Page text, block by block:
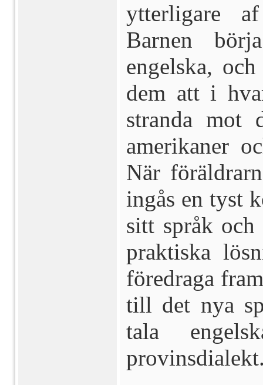
ytterligare
Barnen
engelska,
dem att i
stranda mot
amerikaner
När
ingås en tyst
sitt språk och
praktiska
föredraga
till det nya
tala